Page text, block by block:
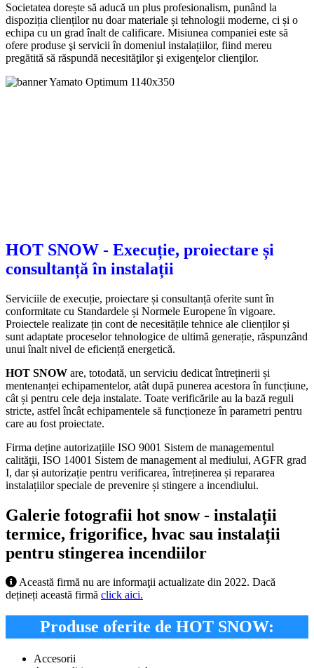
Societatea dorește să aducă un plus profesionalism, punând la
dispoziția clienților nu doar materiale și tehnologii moderne, ci și o
echipa cu un grad înalt de calificare. Misiunea companiei este să
ofere produse şi servicii în domeniul instalațiilor, fiind mereu
pregătită să răspundă necesităţilor şi exigenţelor clienţilor.
HOT SNOW - Execuție, proiectare și
consultanță în instalații
Serviciile de execuție, proiectare și consultanță oferite sunt în
conformitate cu Standardele și Normele Europene în vigoare.
Proiectele realizate țin cont de necesitățile tehnice ale clienților și
sunt adaptate proceselor tehnologice de ultimă generație, răspunzând
unui înalt nivel de eficiență energetică.
HOT SNOW are, totodată, un serviciu dedicat întreținerii și
mentenanței echipamentelor, atât după punerea acestora în funcțiune,
cât și pentru cele deja instalate. Toate verificările au la bază reguli
stricte, astfel încât echipamentele să funcționeze în parametri pentru
care au fost proiectate.
Firma deține autorizațiile ISO 9001 Sistem de managementul
calităţii, ISO 14001 Sistem de management al mediului, AGFR grad
I, dar și autorizație pentru verificarea, întreținerea și repararea
instalațiilor speciale de prevenire și stingere a incendiului.
Galerie fotografii hot snow - instalații
termice, frigorifice, hvac sau instalații
pentru stingerea incendiilor
Această firmă nu are informaţii actualizate din 2022. Dacă
dețineți această firmă click aici.
Produse oferite de HOT SNOW:
Accesorii